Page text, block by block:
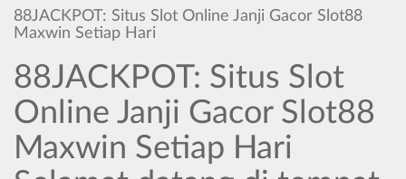
88JACKPOT: Situs Slot Online Janji Gacor Slot88
Maxwin Setiap Hari
88JACKPOT: Situs Slot
Online Janji Gacor Slot88
Maxwin Setiap Hari